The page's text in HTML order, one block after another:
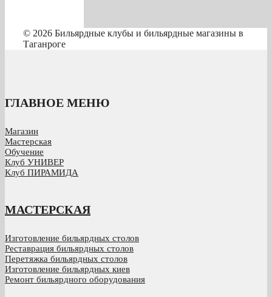
© 2026 Бильярдные клубы и бильярдные магазины в
Таганроге
ГЛАВНОЕ МЕНЮ
Магазин
Мастерская
Обучение
Клуб УНИВЕР
Клуб ПИРАМИДА
МАСТЕРСКАЯ
Изготовление бильярдных столов
Реставрация бильярдных столов
Перетяжка бильярдных столов
Изготовление бильярдных киев
Ремонт бильярдного оборудования